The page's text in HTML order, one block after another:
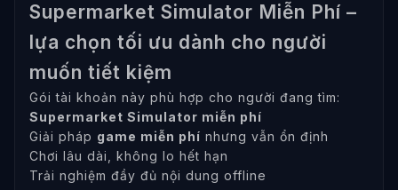
Supermarket Simulator Miễn Phí –
lựa chọn tối ưu dành cho người
muốn tiết kiệm
Gói tài khoản này phù hợp cho người đang tìm:
Supermarket Simulator miễn phí
Giải pháp game miễn phí nhưng vẫn ổn định
Chơi lâu dài, không lo hết hạn
Trải nghiệm đầy đủ nội dung offline